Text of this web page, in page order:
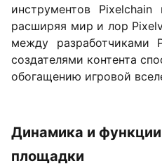
инструментов Pixelchain
расширяя мир и лор
между разработчиками
создателями контента
обогащению игровой
Динамика и функции
площадки